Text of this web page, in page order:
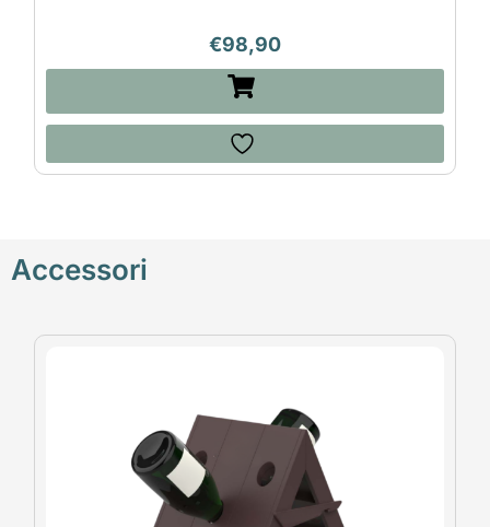
€98,90
Accessori